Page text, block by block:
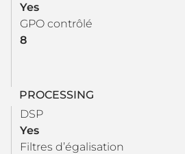
Yes
GPO contrôlé
8
PROCESSING
DSP
Yes
Filtres d’égalisation